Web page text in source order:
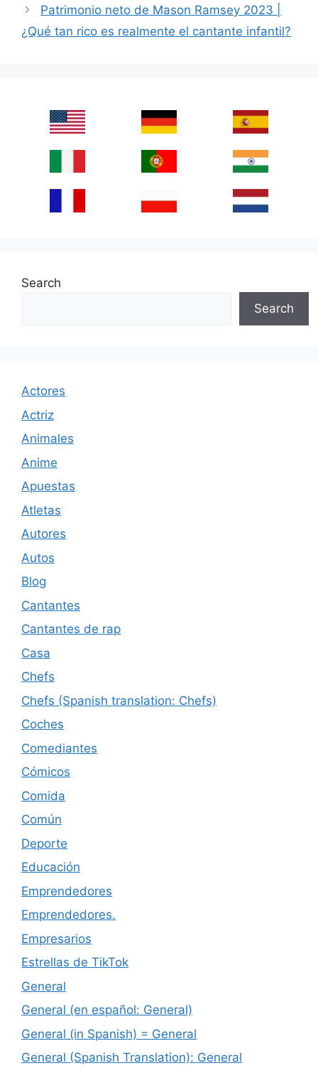
Patrimonio neto de Mason Ramsey 2023 |
¿Qué tan rico es realmente el cantante infantil?
Search
Search
Actores
Actriz
Animales
Anime
Apuestas
Atletas
Autores
Autos
Blog
Cantantes
Cantantes de rap
Casa
Chefs
Chefs (Spanish translation: Chefs)
Coches
Comediantes
Cómicos
Comida
Común
Deporte
Educación
Emprendedores
Emprendedores.
Empresarios
Estrellas de TikTok
General
General (en español: General)
General (in Spanish) = General
General (Spanish Translation): General